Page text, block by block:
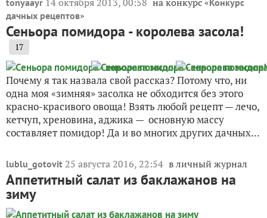
tonyaayr
Конкурс
дачных рецептов»
Сеньора помидора - королева засола!
17
Почему я так назвала свой рассказ? Потому что, ни
одна моя «зимняя» засолка не обходится без этого
красно-красивого овоща! Взять любой рецепт — лечо,
кетчуп, хреновина, аджика — основную массу
составляет помидор! Да и во многих других дачных...
lublu_gotovit 25 августа 2016, 22:54 в личный журнал
Аппетитный салат из баклажанов на
зиму